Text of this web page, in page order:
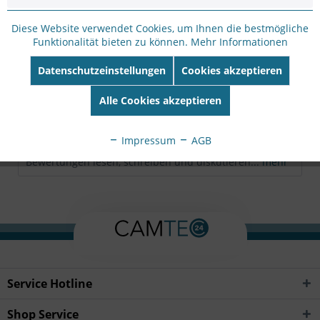
EAN:
7331021074521
Beschreibung
Erfassungsbereich bis zu 50 m...mehr
Bewertungen lesen, schreiben und diskutieren...mehr
Service Hotline
Shop Service
Diese Website verwendet Cookies, um Ihnen die bestmögliche
Funktionalität bieten zu können. Mehr Informationen
Datenschutzeinstellungen Cookies akzeptieren
Alle Cookies akzeptieren
Impressum AGB